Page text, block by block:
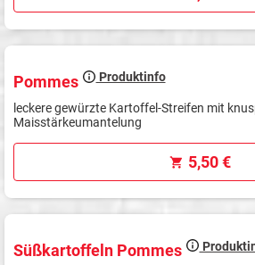
Pommes Produktinfo
leckere gewürzte Kartoffel-Streifen mit
Maisstärkeumantelung
5,50 €
Süßkartoffeln Pommes